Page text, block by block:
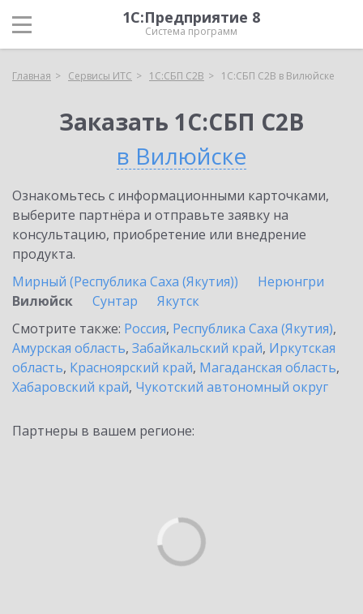
1С:Предприятие 8
Система программ
Главная Сервисы ИТС 1С:СБП C2B 1С:СБП C2B в Вилюйске
Заказать 1С:СБП C2B
в Вилюйске
Ознакомьтесь с информационными карточками,
выберите партнёра и отправьте заявку на
консультацию, приобретение или внедрение
продукта.
Мирный (Республика Саха (Якутия))
Нерюнгри
Вилюйск
Сунтар
Якутск
Смотрите также: Россия, Республика Саха (Якутия),
Амурская область, Забайкальский край, Иркутская
область, Красноярский край, Магаданская область,
Хабаровский край, Чукотский автономный округ
Партнеры в вашем регионе: